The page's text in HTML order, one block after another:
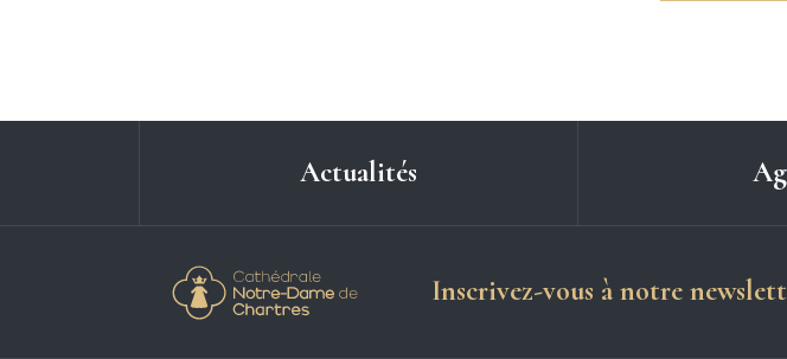
Actualités
Cathédrale Notre-Dame de Chartres
Inscrivez-vous à notre